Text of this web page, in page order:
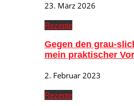
23. März 2026
Rezepte
Gegen den grau-
mein praktischer
2. Februar 2023
Rezepte